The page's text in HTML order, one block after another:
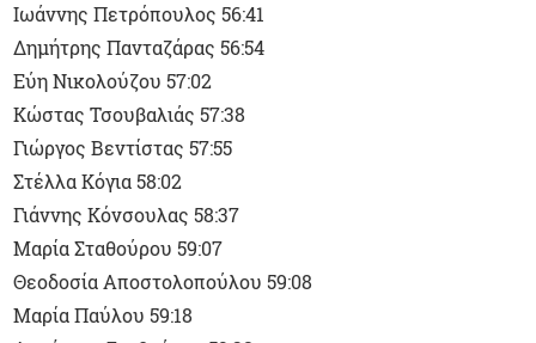
Ιωάννης Πετρόπουλος 56:41
Δημήτρης Πανταζάρας 56:54
Εύη Νικολούζου 57:02
Κώστας Τσουβαλιάς 57:38
Γιώργος Βεντίστας 57:55
Στέλλα Κόγια 58:02
Γιάννης Κόνσουλας 58:37
Μαρία Σταθούρου 59:07
Θεοδοσία Αποστολοπούλου 59:08
Μαρία Παύλου 59:18